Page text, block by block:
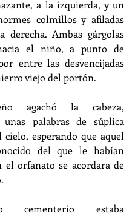
a la izquierda, y un
colmillos y afiladas
derecha. Ambas gárgolas
el niño, a punto de
entre las desvencijadas
viejo del portón.
agachó la cabeza,
palabras de súplica
esperando que aquel
del que le habían
el orfanato se acordara de
cementerio estaba